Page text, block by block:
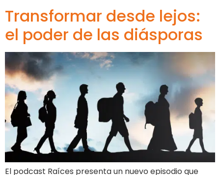
Transformar desde lejos:
el poder de las diásporas
El podcast Raíces presenta un nuevo episodio que